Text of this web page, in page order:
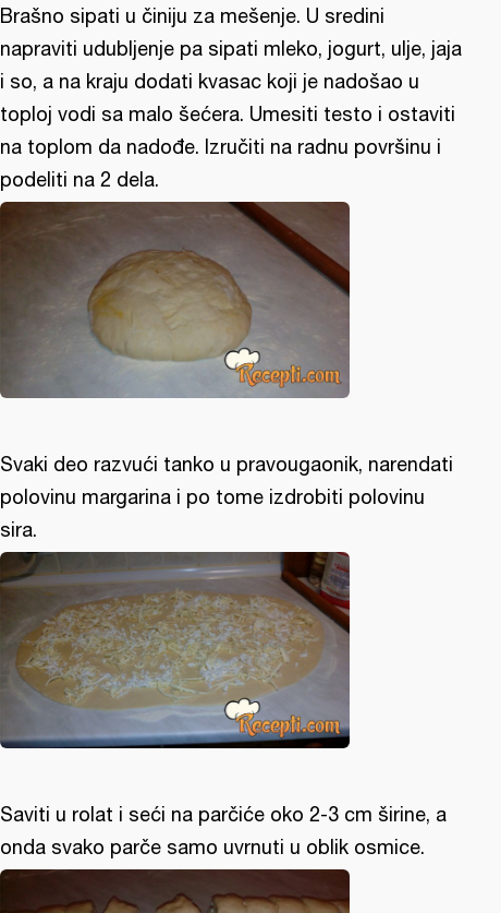
Brašno sipati u činiju za mešenje. U sredini
napraviti udubljenje pa sipati mleko, jogurt, ulje, jaja
i so, a na kraju dodati kvasac koji je nadošao u
toploj vodi sa malo šećera. Umesiti testo i ostaviti
na toplom da nadođe. Izručiti na radnu površinu i
podeliti na 2 dela.
Svaki deo razvući tanko u pravougaonik, narendati
polovinu margarina i po tome izdrobiti polovinu
sira.
Saviti u rolat i seći na parčiće oko 2-3 cm širine, a
onda svako parče samo uvrnuti u oblik osmice.